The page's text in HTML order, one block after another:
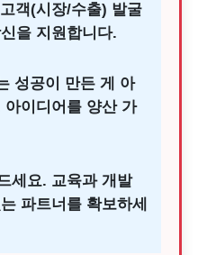
객(시장/수출) 발굴
을 지원합니다.
성공이 만든 게 아
이디어를 양산 가
세요. 교육과 개발
파트너를 확보하세